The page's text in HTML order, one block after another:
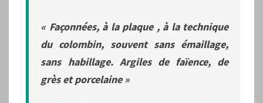
« Façonnées, à la plaque , à la technique
du colombin, souvent sans émaillage,
sans habillage. Argiles de faïence, de
grès et porcelaine »